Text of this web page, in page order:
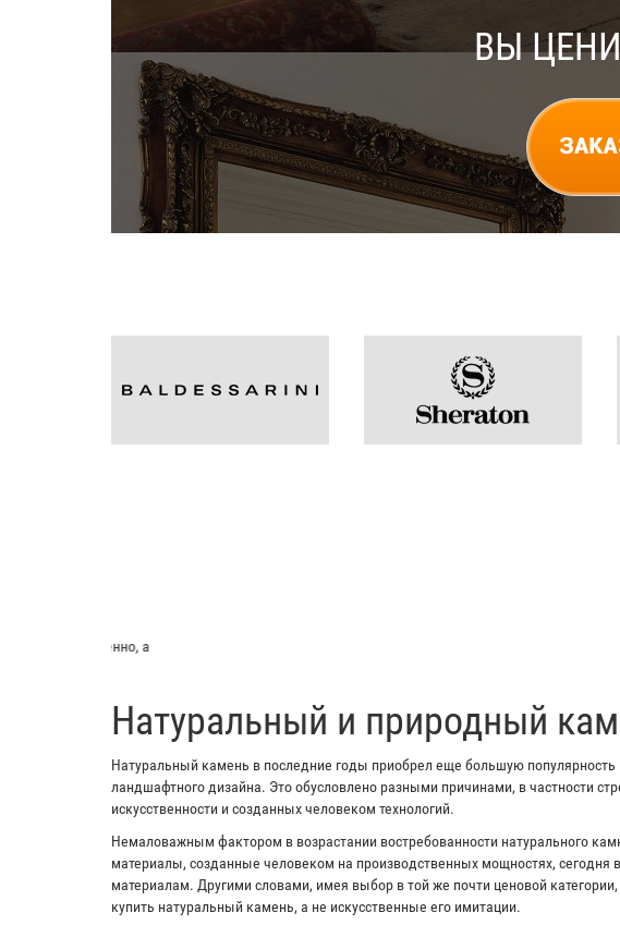
ВЫ
Мой отец заказывал плитку из гранита
​Натуральный и природный
Натуральный камень в последние годы приобрел еще большую популярность
ландшафтного дизайна. Это обусловлено разными причинами, в частности
искусственности и созданных человеком технологий.
Немаловажным фактором в возрастании востребованности натурального
материалы, созданные человеком на производственных мощностях,
материалам. Другими словами, имея выбор в той же почти ценовой
купить натуральный камень, а не искусственные его имитации.